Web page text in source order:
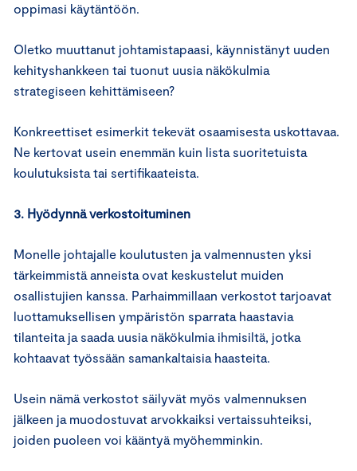
oppimasi käytäntöön.
Oletko muuttanut johtamistapaasi, käynnistänyt uuden
kehityshankkeen tai tuonut uusia näkökulmia
strategiseen kehittämiseen?
Konkreettiset esimerkit tekevät osaamisesta uskottavaa.
Ne kertovat usein enemmän kuin lista suoritetuista
koulutuksista tai sertifikaateista.
3. Hyödynnä verkostoituminen
Monelle johtajalle koulutusten ja valmennusten yksi
tärkeimmistä anneista ovat keskustelut muiden
osallistujien kanssa. Parhaimmillaan verkostot tarjoavat
luottamuksellisen ympäristön sparrata haastavia
tilanteita ja saada uusia näkökulmia ihmisiltä, jotka
kohtaavat työssään samankaltaisia haasteita.
Usein nämä verkostot säilyvät myös valmennuksen
jälkeen ja muodostuvat arvokkaiksi vertaissuhteiksi,
joiden puoleen voi kääntyä myöhemminkin.